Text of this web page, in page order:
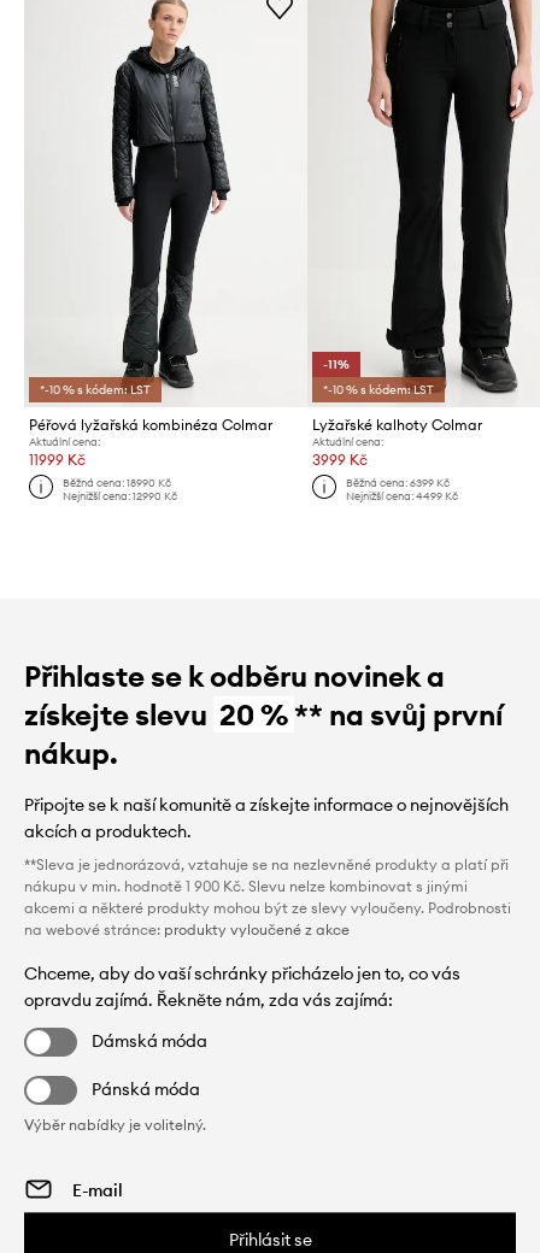
*-10 % s kódem: LST
Péřová lyžařská kombinéza Colmar
Aktuální cena:
11999 Kč
Běžná cena:18990 Kč
Nejnižší cena:12990 Kč
-11%
*-10 % s kódem: LST
Lyžařské kalhoty Colmar
Aktuální cena:
3999 Kč
Běžná cena: 6399 Kč
Nejnižší cena: 4499 Kč
Přihlaste se k odběru novinek a
získejte slevu 20 %** na svůj první
nákup.
Připojte se k naší komunitě a získejte informace o nejnovějších
akcích a produktech.
**Sleva je jednorázová, vztahuje se na nezlevněné produkty a platí při
nákupu v min. hodnotě 1 900 Kč. Slevu nelze kombinovat s jinými
akcemi a některé produkty mohou být ze slevy vyloučeny. Podrobnosti
na webové stránce: produkty vyloučené z akce
Chceme, aby do vaší schránky přicházelo jen to, co vás
opravdu zajímá. Řekněte nám, zda vás zajímá:
Dámská móda
Pánská móda
Výběr nabídky je volitelný.
Přihlásit se